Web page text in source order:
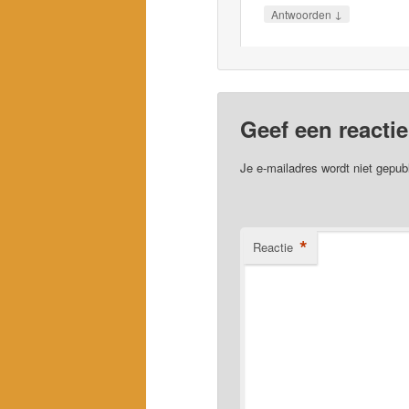
Antwoorden ↓
Geef een reactie
Je e-mailadres wordt niet
Reactie *